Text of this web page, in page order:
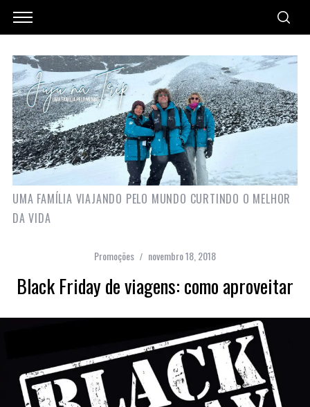
UMA FAMÍLIA VIAJANDO PELO MUNDO CURTINDO O MELHOR
DA VIDA
Promoções novembro 18, 2018
Black Friday de viagens: como aproveitar